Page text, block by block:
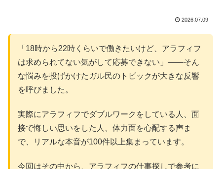
2026.07.09
「18時から22時くらいで働きたいけど、アラフィフ
は求められてない気がして応募できない」——そん
な悩みを投げかけたガル民のトピックが大きな反響
を呼びました。
実際にアラフィフでダブルワークをしている人、面
接で悔しい思いをした人、体力面を心配する声ま
で、リアルな本音が100件以上集まっています。
今回はその中から、アラフィフの仕事探しで参考に